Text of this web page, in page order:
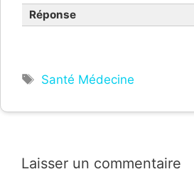
Réponse
Étiquettes
Santé Médecine
Laisser un commentaire